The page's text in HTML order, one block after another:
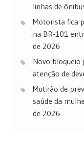
linhas de
Motorista fica
na BR-101
de 2026
Novo bloqueio
atenção de
Mutirão de
saúde da
de 2026